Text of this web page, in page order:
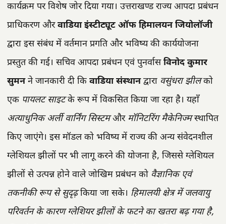
कार्यक्रम पर विशेष जोर दिया गया। उत्तराखण्ड राज्य आपदा प्रबंधन
प्राधिकरण औरवाडिया इंस्टीट्यूट ऑफ हिमालयन जियोलॉजी
द्वारा इस संबंध में वर्तमान प्रगति और भविष्य की कार्ययोजना
प्रस्तुत की गई। सचिव आपदा प्रबंधन एवं पुनर्वासविनोद कुमार
सुमनने जानकारी दी कि वाडिया संस्थानद्वारा वसुंधरा झीलको
एक पायलट साइटके रूप में विकसित किया जा रहा है। यहाँ
अत्याधुनिक अर्ली वार्निंग सिस्टमऔर मॉनिटरिंग मैकेनिज्मस्थापित
किए जाएंगे। इस मॉडल को भविष्य में राज्य की अन्य संवेदनशील
ग्लेशियल झीलों पर भी लागू करने की योजना है, जिससे ग्लेशियल
झीलों से उत्पन्न होने वाले जोखिम प्रबंधन को वैज्ञानिक एवं
तकनीकी रूप से सुदृढ़किया जा सके। हिमालयी क्षेत्र में जलवायु
परिवर्तन के कारण ग्लेशियर झीलों के फटने का खतरा बढ़ गया है,